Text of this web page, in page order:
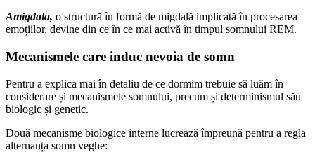
Amigdala, o structură în formă de migdală implicată în procesarea
emoțiilor, devine din ce în ce mai activă în timpul somnului REM.
Mecanismele care induc nevoia de somn
Pentru a explica mai în detaliu de ce dormim trebuie să luăm în
considerare și mecanismele somnului, precum și determinismul său
biologic și genetic.
Două mecanisme biologice interne lucrează împreună pentru a regla
alternanța somn veghe: